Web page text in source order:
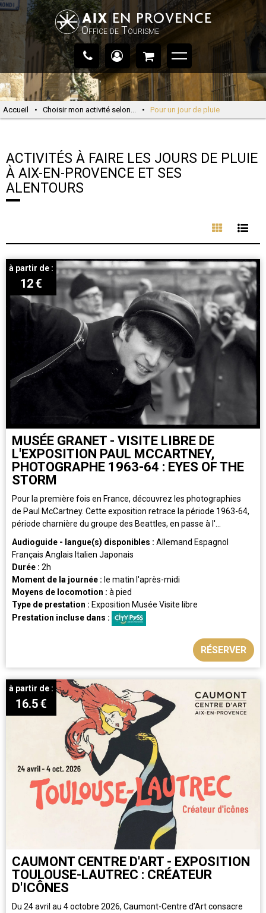
Office de Tourisme
Accueil • Choisir mon activité selon... • Pour un jour de pluie
ACTIVITÉS À FAIRE LES JOURS DE PLUIE
À AIX-EN-PROVENCE ET SES
ALENTOURS
MUSÉE GRANET - VISITE LIBRE DE
L'EXPOSITION PAUL MCCARTNEY,
PHOTOGRAPHE 1963-64 : EYES OF THE
STORM
Pour la première fois en France, découvrez les photographies
de Paul McCartney. Cette exposition retrace la période 1963-64,
période charnière du groupe des Beattles, en passe à l'...
à partir de :
12€
Audioguide - langue(s) disponibles : Allemand Espagnol
Français Anglais Italien Japonais
Durée : 2h
Moment de la journée : le matin l'après-midi
Moyens de locomotion : à pied
Type de prestation : Exposition Musée Visite libre
Prestation incluse dans :
RÉSERVER
CAUMONT CENTRE D'ART - EXPOSITION
TOULOUSE-LAUTREC : CRÉATEUR
D'ICÔNES
Du 24 avril au 4 octobre 2026, Caumont-Centre d’Art consacre
à partir de :
16.5€